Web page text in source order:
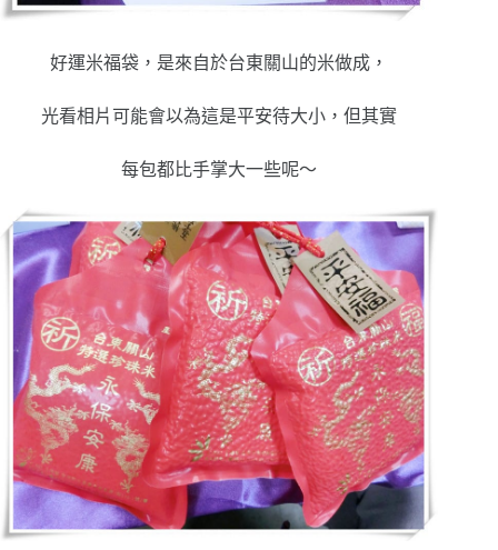
好運米福袋，是來自於台東關山的米做成，
光看相片可能會以為這是平安待大小，但其實
每包都比手掌大一些呢～